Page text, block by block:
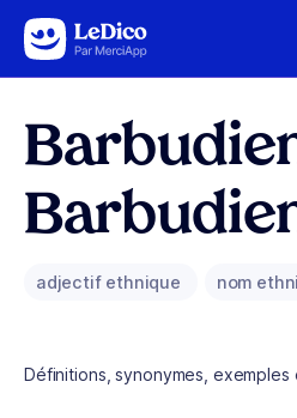
Aller au contenu
adjectif ethnique nom
Définitions, synonymes, exemples